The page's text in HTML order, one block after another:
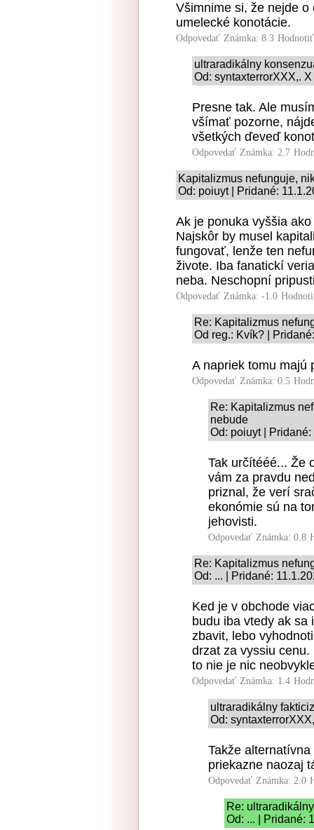
Všimnime si, že nejde
umelecké konotácie.
Odpovedať Známka: 8.3
ultraradikálny
Od: syntaxterrorXXX,.
Presne tak. Ale
všímať pozorne,
všetkých ďeveď
Odpovedať Známka: 2.7
Kapitalizmus nefunguje,
Od: poiuyt | Pridané:
Ak je ponuka vyššia
Najskôr by musel
fungovať, lenže ten
živote. Iba fanatickí
neba. Neschopní
Odpovedať Známka: -1.0
Re: Kapitalizmus
Od reg.: Kvík? |
A napriek tomu majú
Odpovedať Známka: 0.5
Re: Kapitalizmus
nebude
Od: poiuyt |
Tak určítééé... Že
vám za pravdu
priznal, že verí
ekonómie sú na
jehovisti.
Odpovedať Známka: 0.8
Re: Kapitalizmus
Od: ... | Pridané:
Ked je v obchode
budu iba vtedy ak sa
zbavit, lebo
drzat za vyssiu
to nie je nic
Odpovedať Známka: 1.4
ultraradikálny
Od:
Takže
priekazne naozaj
Odpovedať Známka: 2.0
Re:
Od: ... | Pridané: